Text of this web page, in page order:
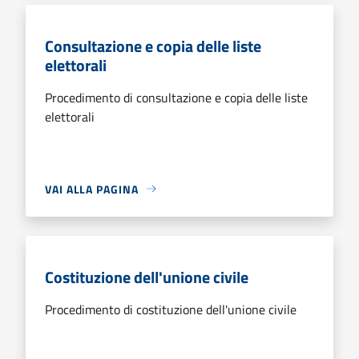
Consultazione e copia delle liste
elettorali
Procedimento di consultazione e copia delle liste
elettorali
VAI ALLA PAGINA
Costituzione dell'unione civile
Procedimento di costituzione dell'unione civile